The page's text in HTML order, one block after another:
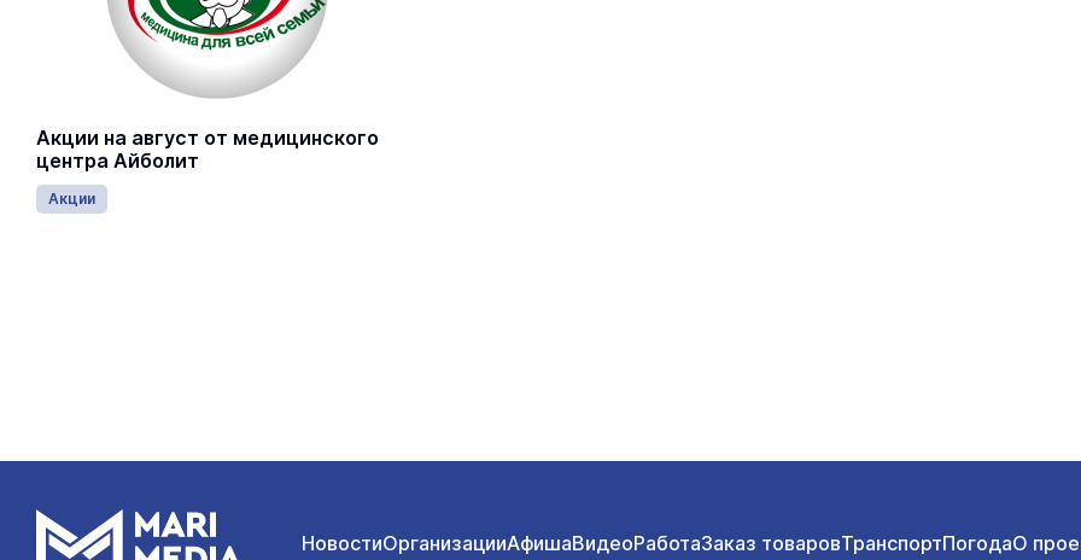
Акции на август от медицинского
центра Айболит
Акции
НовостиОрганизацииАфишаВидеоРаботаЗаказ товаровТранспортПогодаО